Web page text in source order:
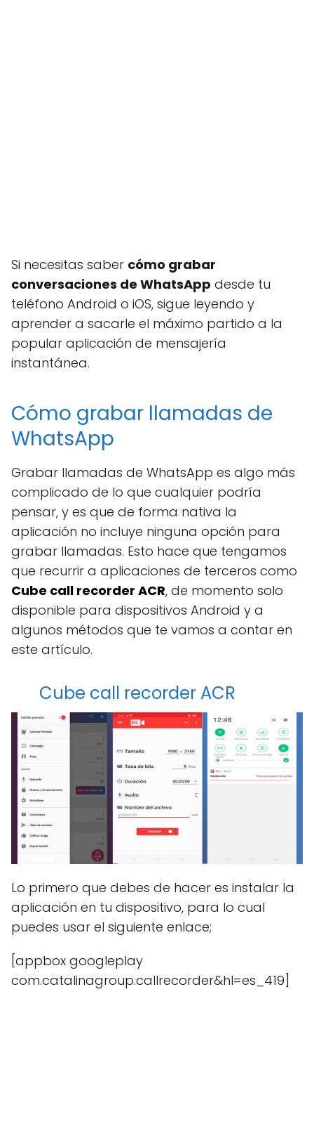
Si necesitas saber cómo grabar
conversaciones de WhatsApp desde tu
teléfono Android o iOS, sigue leyendo y
aprender a sacarle el máximo partido a la
popular aplicación de mensajería
instantánea.
Cómo grabar llamadas de
WhatsApp
Grabar llamadas de WhatsApp es algo más
complicado de lo que cualquier podría
pensar, y es que de forma nativa la
aplicación no incluye ninguna opción para
grabar llamadas. Esto hace que tengamos
que recurrir a aplicaciones de terceros como
Cube call recorder ACR, de momento solo
disponible para dispositivos Android y a
algunos métodos que te vamos a contar en
este artículo.
Cube call recorder ACR
Lo primero que debes de hacer es instalar la
aplicación en tu dispositivo, para lo cual
puedes usar el siguiente enlace;
[appbox googleplay
com.catalinagroup.callrecorder&hl=es_419]